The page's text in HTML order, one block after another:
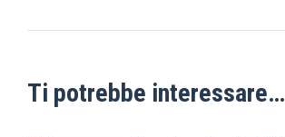
Ti potrebbe interessare…